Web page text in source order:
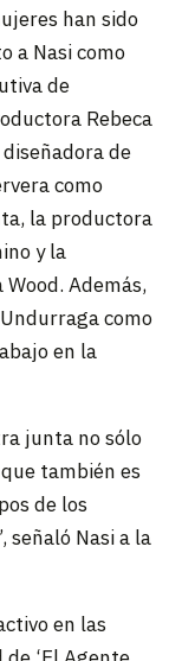
han sido
a Nasi como
de
Rebeca
de
como
la productora
y la
Además,
como
en la
junta no sólo
también es
de los
señaló Nasi a la
en las